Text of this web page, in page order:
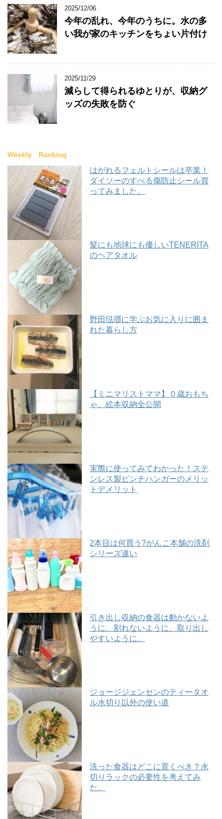
2025/12/06
今年の乱れ、今年のうちに。水の多
い我が家のキッチンをちょい片付け
2025/11/29
減らして得られるゆとりが、収納グ
ッズの失敗を防ぐ
Weekly Ranking
はがれるフェルトシールは卒業！
ダイソーのすべる傷防止シール買
ってみました。
髪にも地球にも優しいTENERITA
のヘアタオル
野田琺瑯に学ぶお気に入りに囲ま
れた暮らし方
【ミニマリストママ】０歳おもち
ゃ、絵本収納全公開
実際に使ってみてわかった！ステ
ンレス製ピンチハンガーのメリッ
トデメリット
2本目は何買う?がんこ本舗の洗剤
シリーズ違い
引き出し収納の食器は動かないよ
うに、割れないように、取り出し
やすいように。
ジョージジェンセンのティータオ
ル水切り以外の使い道
洗った食器はどこに置くべき？水
切りラックの必要性を考えてみ
た。